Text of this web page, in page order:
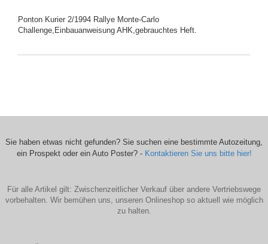
Ponton Kurier 2/1994 Rallye Monte-Carlo
Challenge,Einbauanweisung AHK,gebrauchtes Heft.
Sie haben etwas nicht gefunden? Sie suchen eine bestimmte Autozeitung,
ein Prospekt oder ein Auto Poster? - Kontaktieren Sie uns bitte hier!
Für alle Artikel gilt: Zwischenzeitlicher Verkauf über andere Vertriebswege
vorbehalten. Wir bemühen uns, unseren Onlineshop so aktuell wie möglich
zu halten.